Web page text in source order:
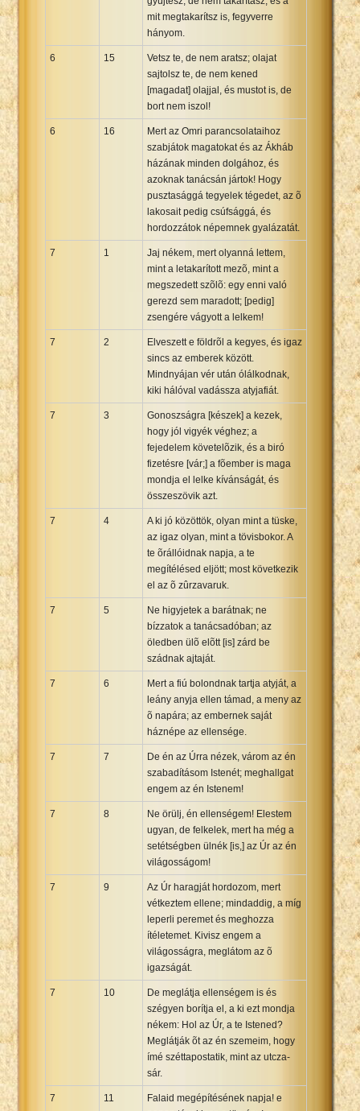
mit megtakarítsz is, fegyverre
hányom.
6 15
Vetsz te, de nem aratsz; olajat
sajtolsz te, de nem kened
[magadat] olajjal, és mustot is, de
bort nem iszol!
6 16
Mert az Omri parancsolataihoz
szabjátok magatokat és az Ákháb
házának minden dolgához, és
azoknak tanácsán jártok! Hogy
pusztasággá tegyelek tégedet, az õ
lakosait pedig csúfsággá, és
hordozzátok népemnek gyalázatát.
7 1
Jaj nékem, mert olyanná lettem,
mint a letakarított mezõ, mint a
megszedett szõlõ: egy enni való
gerezd sem maradott; [pedig]
zsengére vágyott a lelkem!
7 2
Elveszett e földrõl a kegyes, és igaz
sincs az emberek között.
Mindnyájan vér után ólálkodnak,
kiki hálóval vadássza atyjafiát.
7 3
Gonoszságra [készek] a kezek,
hogy jól vigyék véghez; a
fejedelem követelõzik, és a biró
fizetésre [vár;] a fõember is maga
mondja el lelke kívánságát, és
összeszövik azt.
7 4
A ki jó közöttök, olyan mint a tüske,
az igaz olyan, mint a tövisbokor. A
te õrállóidnak napja, a te
megítélésed eljött; most következik
el az õ zûrzavaruk.
7 5
Ne higyjetek a barátnak; ne
bízzatok a tanácsadóban; az
öledben ülõ elõtt [is] zárd be
szádnak ajtaját.
7 6
Mert a fiú bolondnak tartja atyját, a
leány anyja ellen támad, a meny az
õ napára; az embernek saját
háznépe az ellensége.
7 7
De én az Úrra nézek, várom az én
szabadításom Istenét; meghallgat
engem az én Istenem!
7 8
Ne örülj, én ellenségem! Elestem
ugyan, de felkelek, mert ha még a
setétségben ülnék [is,] az Úr az én
világosságom!
7 9
Az Úr haragját hordozom, mert
vétkeztem ellene; mindaddig, a míg
leperli peremet és meghozza
ítéletemet. Kivisz engem a
világosságra, meglátom az õ
igazságát.
7 10
De meglátja ellenségem is és
szégyen borítja el, a ki ezt mondja
nékem: Hol az Úr, a te Istened?
Meglátják õt az én szemeim, hogy
ímé széttapostatik, mint az utcza-
sár.
7 11
Falaid megépítésének napja! e